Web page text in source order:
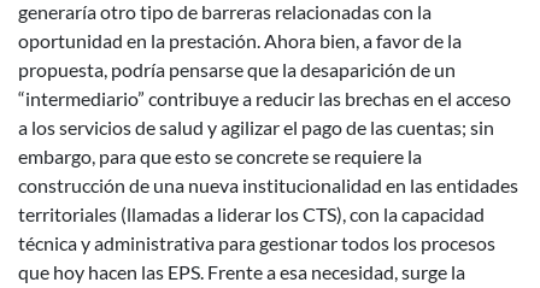
generaría otro tipo de barreras relacionadas con la
oportunidad en la prestación. Ahora bien, a favor de la
propuesta, podría pensarse que la desaparición de un
“intermediario” contribuye a reducir las brechas en el acceso
a los servicios de salud y agilizar el pago de las cuentas; sin
embargo, para que esto se concrete se requiere la
construcción de una nueva institucionalidad en las entidades
territoriales (llamadas a liderar los CTS), con la capacidad
técnica y administrativa para gestionar todos los procesos
que hoy hacen las EPS. Frente a esa necesidad, surge la